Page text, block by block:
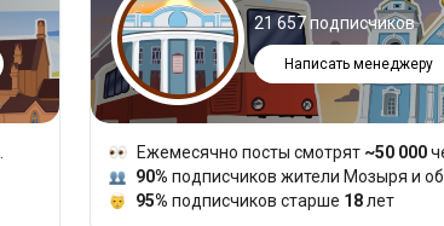
21 657 подписчиков
Написать менеджеру
Ежемесячно посты смотрят ~50 000
90% подписчиков жители Мозыря и
95% подписчиков старше 18лет